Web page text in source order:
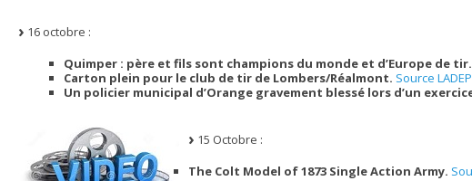
16 octobre :
Quimper : père et fils sont champions du monde et d’Europe de tir.
Carton plein pour le club de tir de Lombers/Réalmont. Source
Un policier municipal d’Orange gravement blessé lors d’un
15 Octobre :
The Colt Model of 1873 Single Action Army.